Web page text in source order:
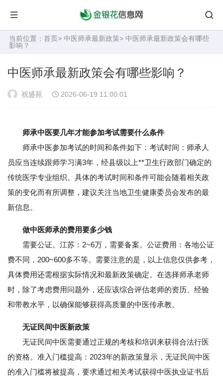
当前位置： 首页> 中医师承最新政策> 中医师承最新政策会有哪些
影响？
中医师承最新政策会有哪些影响？
祝盛苑 2026-06-19 11:00:01
师承中医要几年才能参加考试需要什么条件
师承中医参加考试的时间和条件如下：考试时间：师承人
员应当连续跟师学习满3年，经县级以上**卫生行政部门确定的
传统医学专业组织。具体的考试时间和条件可能会随着相关政
策的变化而有所调整，建议关注当地卫生健康委员会发布的最
新信息。
做中医师承的费用要多少钱
需要公证。江苏：2~6万，需要备案。公证费用：各地公证
费不同，200~600多不等。需要注意的是，以上信息仅供参考，
具体费用还需根据实际情况和最新政策确定。在选择师承老师
时，除了考虑费用问题外，还应该综合评估老师的资历、经验
和带教水平，以确保能够获得高质量的中医传承教。
无证民间中医新政策
无证民间中医需要通过正规的考核和培训来获得合法行医
的资格。准入门槛提高：2023年的新政策显示，无证民间中医
的准入门槛将被提高，要求通过相关考试获得中医执业证书后